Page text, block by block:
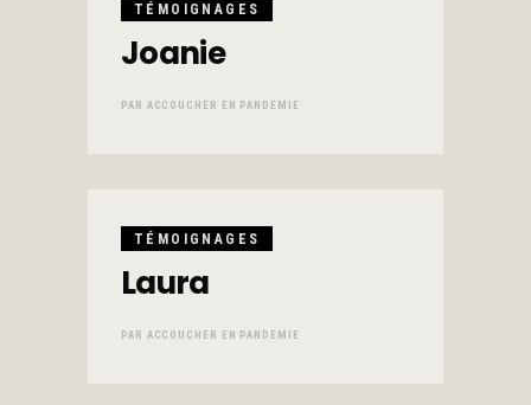
TÉMOIGNAGES
Joanie
PAR ACCOUCHER EN PANDEMIE
TÉMOIGNAGES
Laura
PAR ACCOUCHER EN PANDEMIE